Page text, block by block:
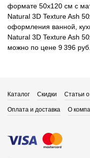
формате 50x120 см с
Natural 3D Texture Ash
оформления ванной,
Natural 3D Texture Ash
можно по цене 9 396
Каталог Скидки Статьи
Оплата и доставка О